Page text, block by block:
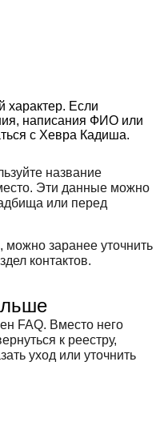
характер. Если
написания ФИО или
с Хевра Кадиша.
название
Эти данные можно
или перед
можно заранее уточнить
контактов.
FAQ. Вместо него
к реестру,
уход или уточнить